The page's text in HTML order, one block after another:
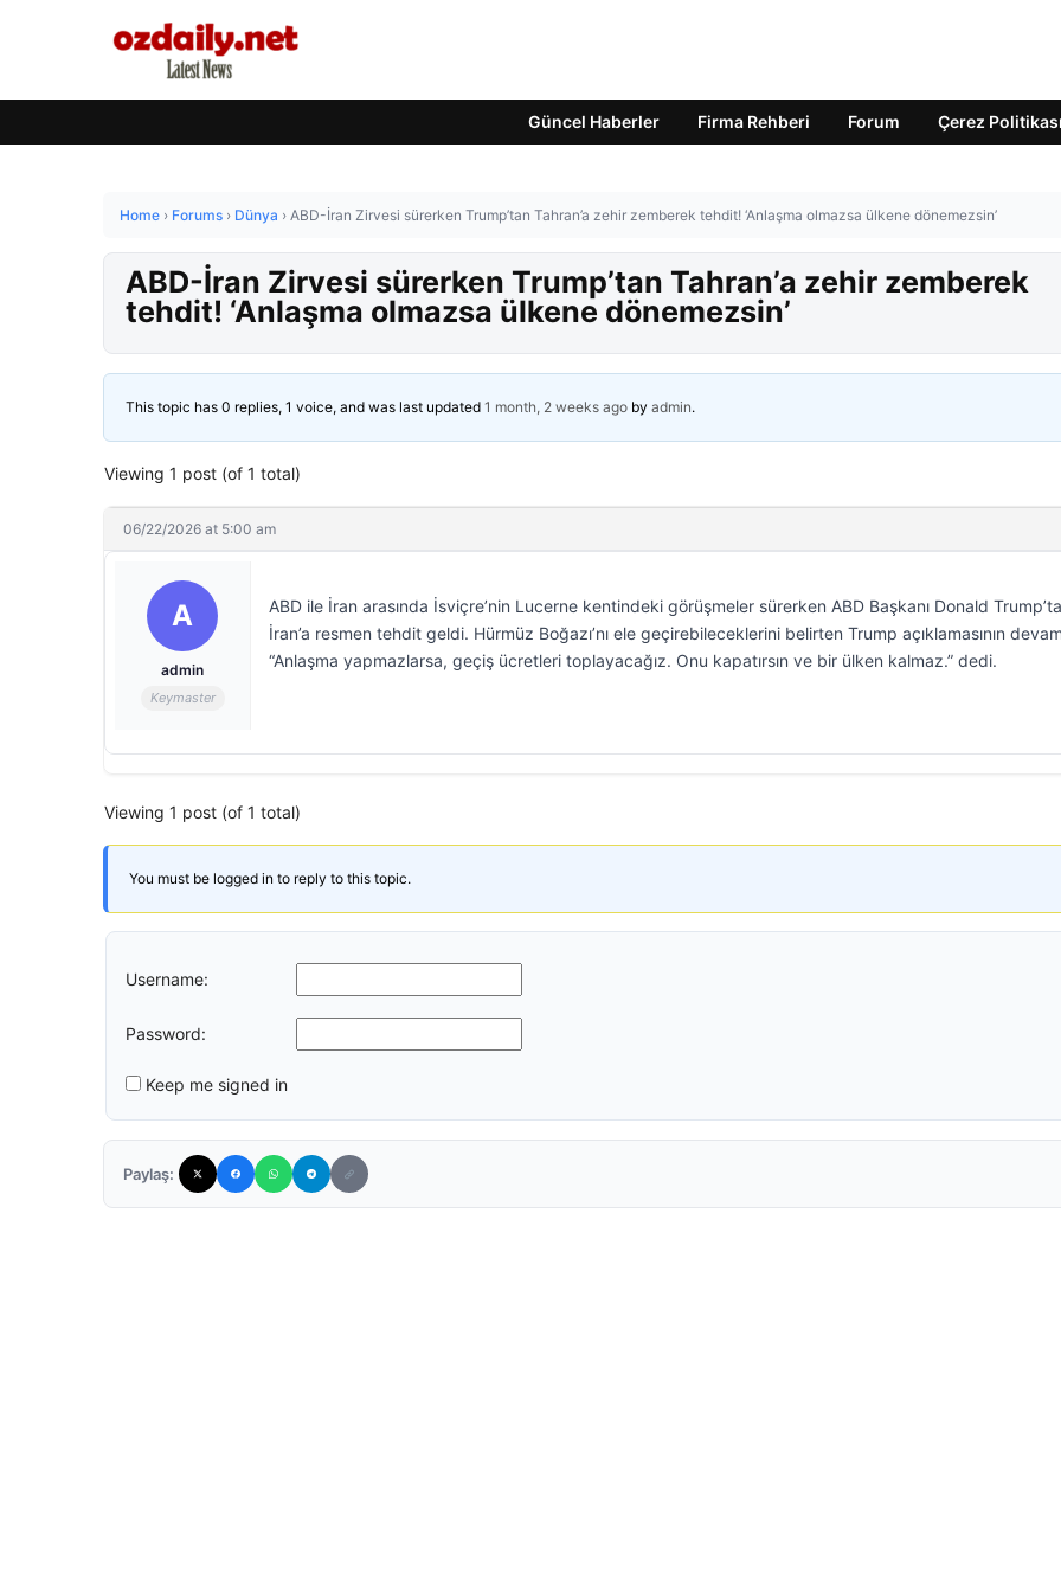
Güncel Haberler Firma Rehberi Forum Çerez Politikası
Home › Forums › Dünya › ABD-İran Zirvesi sürerken Trump’tan Tahran’a zehir zemberek tehdit! ‘Anlaşma olmazsa ülkene dönemezsin’
ABD-İran Zirvesi sürerken Trump’tan Tahran’a zehir zemberek
tehdit! ‘Anlaşma olmazsa ülkene dönemezsin’
This topic has 0 replies, 1 voice, and was last updated 1 month, 2 weeks ago by admin.
Viewing 1 post (of 1 total)
06/22/2026 at 5:00 am
A
admin
Keymaster
ABD ile İran arasında İsviçre’nin Lucerne kentindeki görüşmeler sürerken ABD Başkanı Donald
İran’a resmen tehdit geldi. Hürmüz Boğazı’nı ele geçirebileceklerini belirten Trump açıklamasının
“Anlaşma yapmazlarsa, geçiş ücretleri toplayacağız. Onu kapatırsın ve bir ülken kalmaz.” dedi.
Viewing 1 post (of 1 total)
You must be logged in to reply to this topic.
Username:
Password:
Keep me signed in
Paylaş: